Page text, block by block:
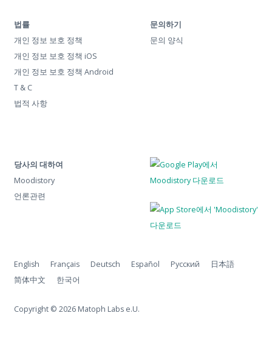
법률
개인 정보 보호 정책
개인 정보 보호 정책 iOS
개인 정보 보호 정책 Android
T & C
법적 사항
문의하기
문의 양식
당사의 대하여
Moodistory
언론관련
English Français Deutsch Español Русский
日本語
简体中文
한국어
Copyright © 2026 Matoph Labs e.U.